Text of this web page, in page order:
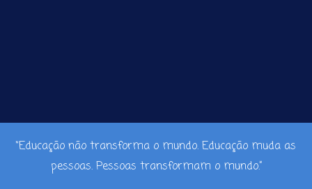
“Educação não transforma o mundo. Educação muda as
pessoas. Pessoas transformam o mundo.”